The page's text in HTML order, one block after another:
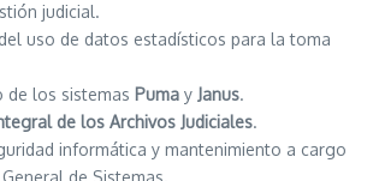
judicial.
uso de datos estadísticos para la toma
de los sistemas Puma y Janus.
de los Archivos Judiciales.
informática y mantenimiento a cargo